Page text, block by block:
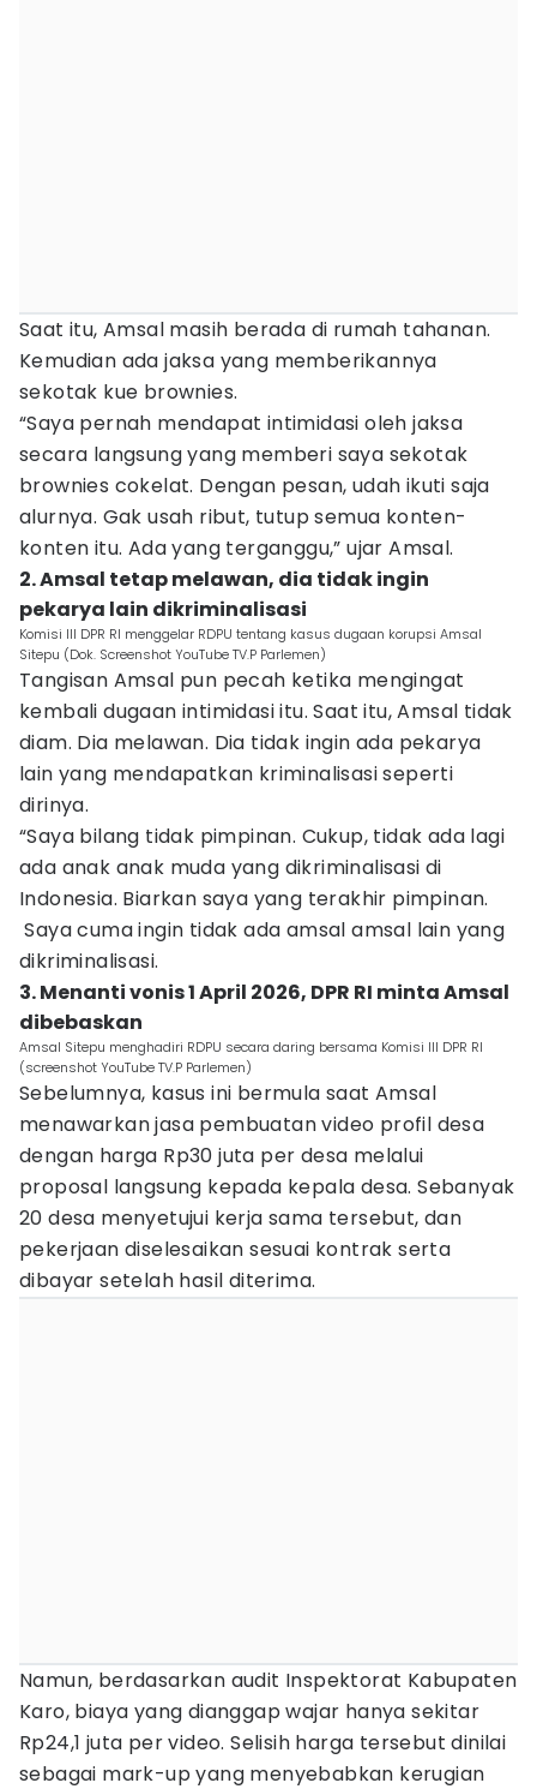
Saat itu, Amsal masih berada di rumah tahanan.
Kemudian ada jaksa yang memberikannya
sekotak kue brownies.
“Saya pernah mendapat intimidasi oleh jaksa
secara langsung yang memberi saya sekotak
brownies cokelat. Dengan pesan, udah ikuti saja
alurnya. Gak usah ribut, tutup semua konten-
konten itu. Ada yang terganggu,” ujar Amsal.
2. Amsal tetap melawan, dia tidak ingin
pekarya lain dikriminalisasi
Komisi III DPR RI menggelar RDPU tentang kasus dugaan korupsi Amsal
Sitepu (Dok. Screenshot YouTube TV.P Parlemen)
Tangisan Amsal pun pecah ketika mengingat
kembali dugaan intimidasi itu. Saat itu, Amsal tidak
diam. Dia melawan. Dia tidak ingin ada pekarya
lain yang mendapatkan kriminalisasi seperti
dirinya.
“Saya bilang tidak pimpinan. Cukup, tidak ada lagi
ada anak anak muda yang dikriminalisasi di
Indonesia. Biarkan saya yang terakhir pimpinan.
Saya cuma ingin tidak ada amsal amsal lain yang
dikriminalisasi.
3. Menanti vonis 1 April 2026, DPR RI minta Amsal
dibebaskan
Amsal Sitepu menghadiri RDPU secara daring bersama Komisi III DPR RI
(screenshot YouTube TV.P Parlemen)
Sebelumnya, kasus ini bermula saat Amsal
menawarkan jasa pembuatan video profil desa
dengan harga Rp30 juta per desa melalui
proposal langsung kepada kepala desa. Sebanyak
20 desa menyetujui kerja sama tersebut, dan
pekerjaan diselesaikan sesuai kontrak serta
dibayar setelah hasil diterima.
Namun, berdasarkan audit Inspektorat Kabupaten
Karo, biaya yang dianggap wajar hanya sekitar
Rp24,1 juta per video. Selisih harga tersebut dinilai
sebagai mark-up yang menyebabkan kerugian